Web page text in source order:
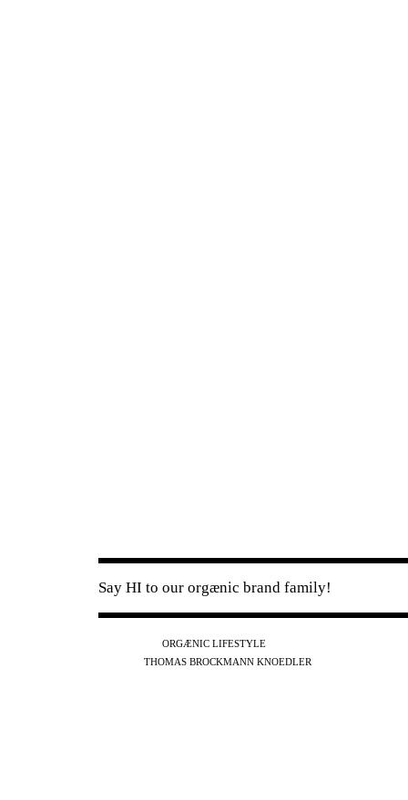
Say HI to our orgænic brand family!
ORGÆNIC LIFESTYLE
THOMAS BROCKMANN KNOEDLER